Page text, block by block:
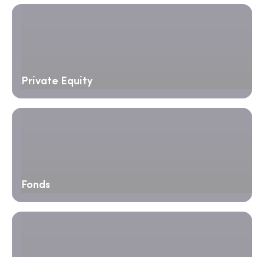
Private Equity
Fonds